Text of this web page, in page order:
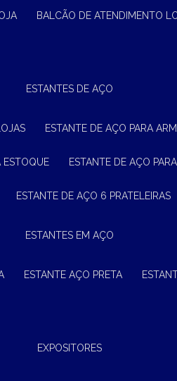
BALCÃO DE ATENDIMENTO
ESTANTES DE AÇO
ESTANTE DE AÇO PARA
ESTOQUE ESTANTE DE AÇO
ESTANTE DE AÇO 6 PRATELEIRAS
ESTANTES EM AÇO
ESTANTE AÇO PRETA
EXPOSITORES